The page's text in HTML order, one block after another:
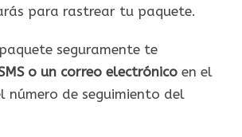
para rastrear tu paquete.
seguramente te
o un correo electrónicoen el
número de seguimiento del